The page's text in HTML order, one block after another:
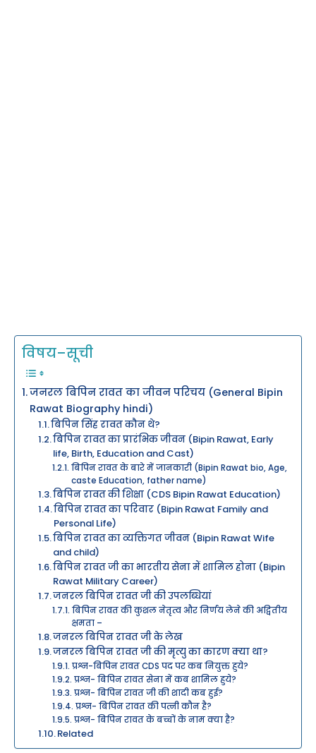
विषय–सूची
जनरल बिपिन रावत का जीवन परिचय (General Bipin
Rawat Biography hindi)
बिपिन सिंह रावत कौन थे?
बिपिन रावत का प्रारंभिक जीवन (Bipin Rawat, Early
life, Birth, Education and Cast)
बिपिन रावत के बारे में जानकारी (Bipin Rawat bio, Age,
caste Education, father name)
बिपिन रावत की शिक्षा (CDS Bipin Rawat Education)
बिपिन रावत का परिवार (Bipin Rawat Family and
Personal Life)
बिपिन रावत का व्यक्तिगत जीवन (Bipin Rawat Wife
and child)
बिपिन रावत जी का भारतीय सेना में शामिल होना (Bipin
Rawat Military Career)
जनरल बिपिन रावत जी की उपलब्धियां
बिपिन रावत की कुशल नेतृत्व और निर्णय लेने की अद्वितीय
क्षमता –
जनरल बिपिन रावत जी के लेख
जनरल बिपिन रावत जी की मृत्यु का कारण क्या था?
प्रश्न-बिपिन रावत CDS पद पर कब नियुक्त हुये?
प्रश्न- बिपिन रावत सेना में कब शामिल हुये?
प्रश्न- बिपिन रावत जी की शादी कब हुई?
प्रश्न- बिपिन रावत की पत्नी कौन है?
प्रश्न- बिपिन रावत के बच्चों के नाम क्या है?
Related